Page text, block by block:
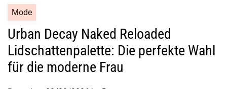
l
l
“
Mode
Urban Decay Naked Reloaded
Lidschattenpalette: Die perfekte Wahl
für die moderne Frau